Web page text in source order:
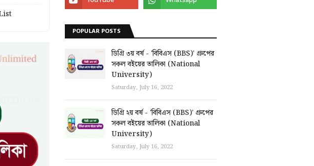
POPULAR POSTS
ডিগ্রি ৩য় বর্ষ - 'বিবিএস (BBS)' গ্রুপের
সকল বইয়ের তালিকা (National
University)
Saturday, July 16, 2022
ডিগ্রি ২য় বর্ষ - 'বিবিএস (BBS)' গ্রুপের
সকল বইয়ের তালিকা (National
University)
Saturday, July 16, 2022